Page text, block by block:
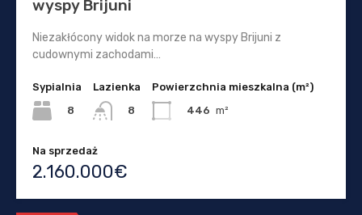
wyspy Brijuni
Niezakłócony widok na morze na wyspy Brijuni z
cudownymi zachodami…
Sypialnia
8
Lazienka
8
Powierzchnia mieszkalna (m²)
446 m²
Na sprzedaż
2.160.000€